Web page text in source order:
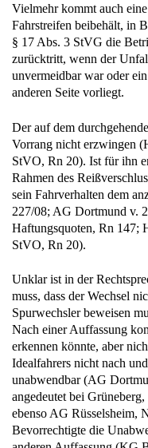
Vielmehr kommt auch
Fahrstreifen beibehält, in
§ 17 Abs. 3 StVG die
zurücktritt, wenn der
unvermeidbar war oder
anderen Seite vorliegt.
Der auf dem
Vorrang nicht erzwingen
StVO, Rn 20). Ist für ihn
Rahmen des
sein Fahrverhalten dem
227/08; AG Dortmund v.
Haftungsquoten, Rn 147;
StVO, Rn 20).
Unklar ist in der
muss, dass der Wechsel
Spurwechsler beweisen
Nach einer Auffassung
erkennen könnte, aber
Idealfahrers nicht nach
unabwendbar (AG
angedeutet bei
ebenso AG Rüsselsheim,
Bevorrechtigte die